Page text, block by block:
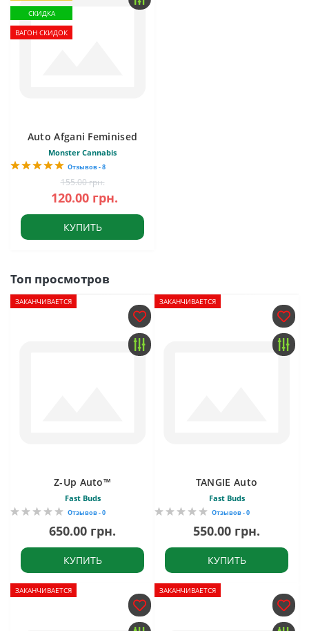
СКИДКА
ВАГОН СКИДОК
Auto Afgani Feminised
Monster Cannabis
Отзывов - 8
155.00 грн.
120.00 грн.
КУПИТЬ
Топ просмотров
ЗАКАНЧИВАЕТСЯ
Z-Up Auto™
Fast Buds
Отзывов - 0
650.00 грн.
КУПИТЬ
ЗАКАНЧИВАЕТСЯ
TANGIE Auto
Fast Buds
Отзывов - 0
550.00 грн.
КУПИТЬ
ЗАКАНЧИВАЕТСЯ ЗАКАНЧИВАЕТСЯ